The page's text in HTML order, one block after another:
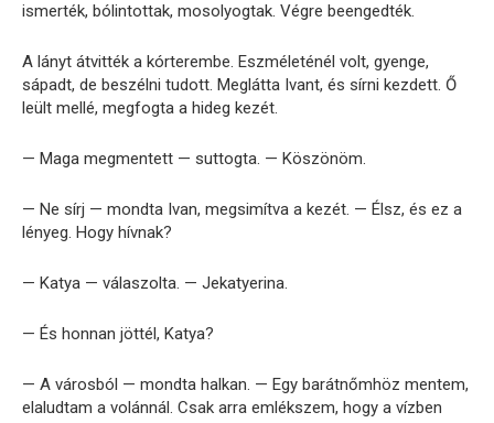
ismerték, bólintottak, mosolyogtak. Végre beengedték.
A lányt átvitték a kórterembe. Eszméleténél volt, gyenge,
sápadt, de beszélni tudott. Meglátta Ivant, és sírni kezdett. Ő
leült mellé, megfogta a hideg kezét.
— Maga megmentett — suttogta. — Köszönöm.
— Ne sírj — mondta Ivan, megsimítva a kezét. — Élsz, és ez a
lényeg. Hogy hívnak?
— Katya — válaszolta. — Jekatyerina.
— És honnan jöttél, Katya?
— A városból — mondta halkan. — Egy barátnőmhöz mentem,
elaludtam a volánnál. Csak arra emlékszem, hogy a vízben